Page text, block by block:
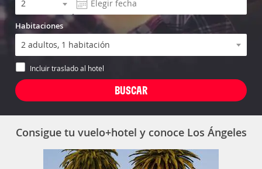
Habitaciones
Incluir traslado al hotel
Consigue tu vuelo+hotel y conoce Los Ángeles